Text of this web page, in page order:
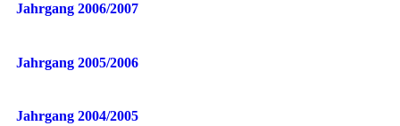
Jahrgang 2006/2007
Jahrgang 2005/2006
Jahrgang 2004/2005